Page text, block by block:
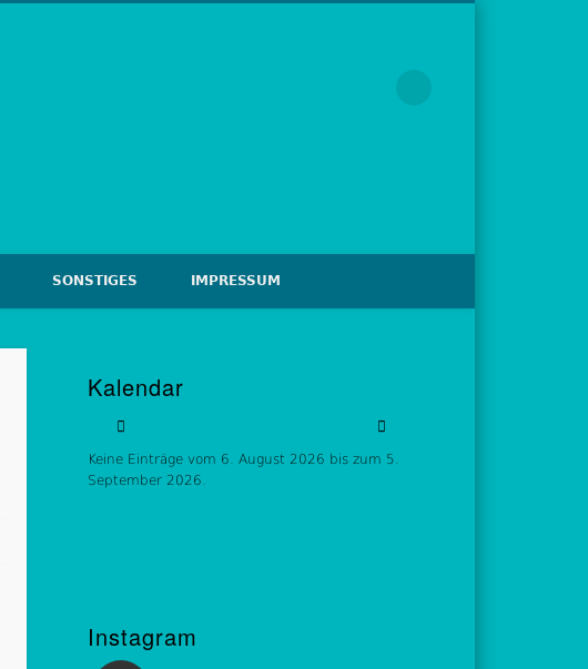
SONSTIGES IMPRESSUM
Kalendar
Keine Einträge vom 6. August 2026 bis zum 5.
September 2026.
Instagram